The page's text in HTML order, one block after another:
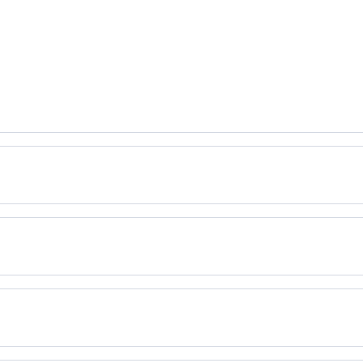
w odcieniu Coy, która nadaje ustom długotrwały połysk i
wymagających sytuacjach.
błyszczyk.
pokrycie ust kolorem.
Trimethylsiloxysilicate, Polymethylsilsesquioxane/
Dimethicone, Trimethyl Pentaphenyl
Tocopheryl Acetate, Triethoxycaprylylsilane,
Linalool, Aloe Barbadensis Leaf Extract, Tocopherol, Parfum /